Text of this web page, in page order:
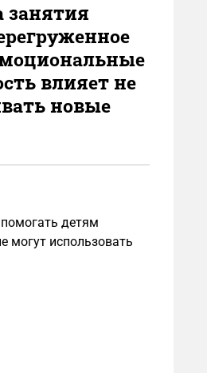
занятия
влияет не
новые
детям
могут использовать